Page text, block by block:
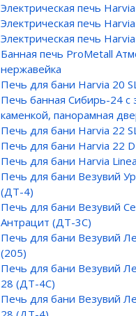
Электрическая печь
Электрическая печь
Электрическая печь
Банная печь ProMetall
нержавейка
Печь для бани Harvia 20
Печь банная Сибирь-24 c
каменкой, панорамная
Печь для бани Harvia 22
Печь для бани Harvia 22
Печь для бани Harvia
Печь для бани Везувий
(ДТ-4)
Печь для бани Везувий
Антрацит (ДТ-3С)
Печь для бани Везувий
(205)
Печь для бани Везувий
28 (ДТ-4С)
Печь для бани Везувий